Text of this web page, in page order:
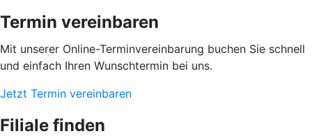
Termin vereinbaren
Mit unserer Online-Terminvereinbarung buchen Sie schnell
und einfach Ihren Wunschtermin bei uns.
Jetzt Termin vereinbaren
Filiale finden